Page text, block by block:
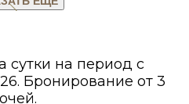
сутки на период с
Бронирование от 3